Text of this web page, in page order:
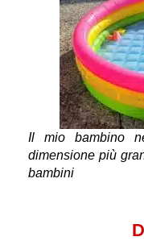
Il mio bambino
dimensione più
bambini